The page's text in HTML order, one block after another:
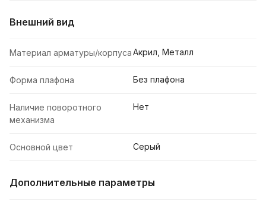
Внешний вид
Материал арматуры/корпусаАкрил, Металл
Форма плафона Без плафона
Наличие поворотного
механизма
Нет
Основной цвет Серый
Дополнительные параметры